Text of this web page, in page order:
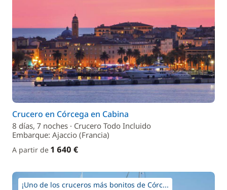
Crucero en Córcega en Cabina
8 días, 7 noches · Crucero Todo Incluido
Embarque: Ajaccio (Francia)
A partir de 1 640 €
¡Uno de los cruceros más bonitos de Córc...